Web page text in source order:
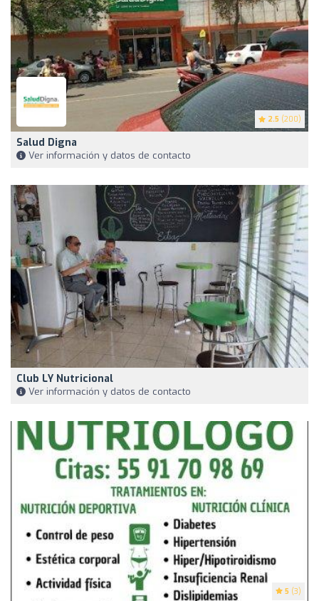
2.5 (200)
Salud Digna
Ver información y datos de contacto
Club LY Nutricional
Ver información y datos de contacto
5 (3)